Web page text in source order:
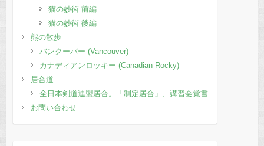
猫の妙術 前編
猫の妙術 後編
熊の散歩
バンクーバー (Vancouver)
カナディアンロッキー (Canadian Rocky)
居合道
全日本剣道連盟居合。「制定居合」、講習会覚書
お問い合わせ